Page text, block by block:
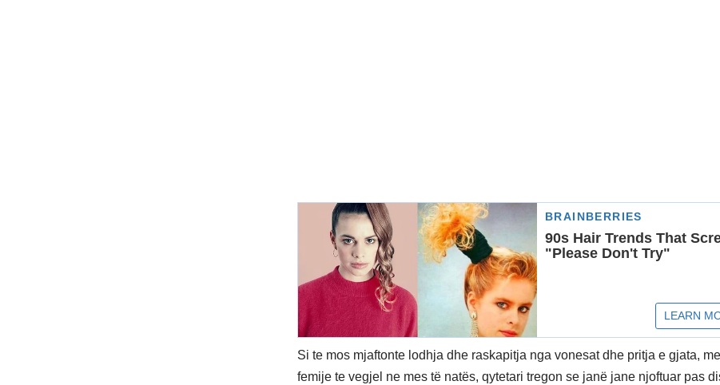
Si te mos mjaftonte lodhja dhe raskapitja nga vonesat dhe pritja e gjata,
femije te vegjel ne mes të natës, qytetari tregon se janë jane njoftuar pas